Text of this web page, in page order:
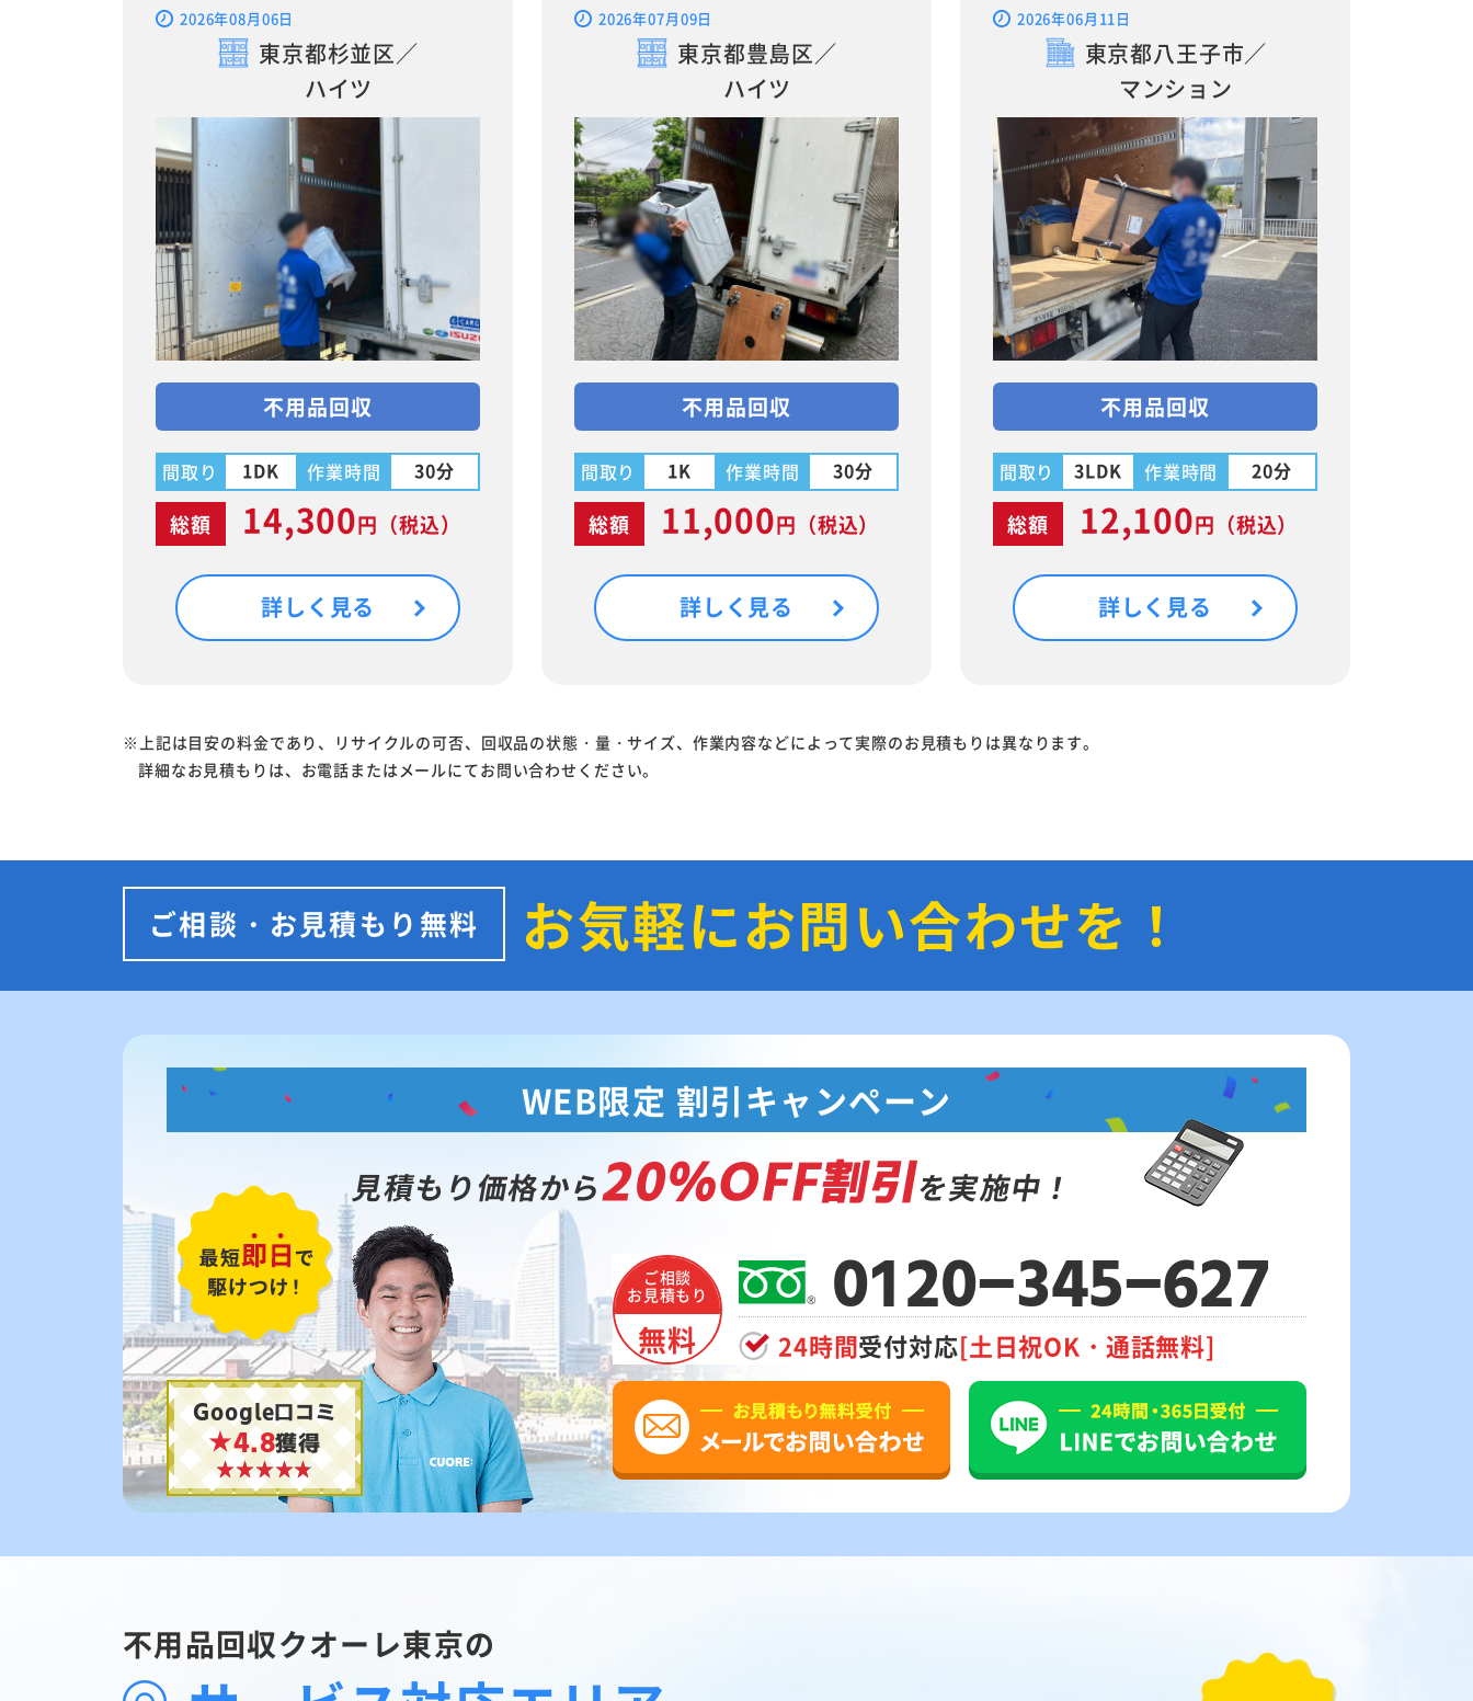
2026年08月06日
東京都杉並区／
ハイツ
不用品回収
間取り 1DK 作業時間 30分
総額 14,300円 （税込）
詳しく見る
2026年07月09日
東京都豊島区／
ハイツ
不用品回収
間取り 1K 作業時間 30分
総額 11,000円 （税込）
詳しく見る
2026年06月11日
東京都八王子市／
マンション
不用品回収
間取り 3LDK 作業時間 20分
総額 12,100円 （税込）
詳しく見る
※上記は目安の料金であり、リサイクルの可否、回収品の状態・量・サイズ、作業内容などによって実際のお見積もりは異なります。
詳細なお見積もりは、お電話またはメールにてお問い合わせください。
ご相談・お見積もり無料 お気軽にお問い合わせを！
Google口コミ
★4.8獲得
WEB限定 割引キャンペーン
見積もり価格から20%OFF割引を実施中！
ご相談
お見積もり
無料
0120-345-627
24時間受付対応[土日祝OK・通話無料]
不用品回収クオーレ東京の